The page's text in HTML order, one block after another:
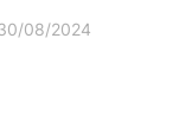
08/2024